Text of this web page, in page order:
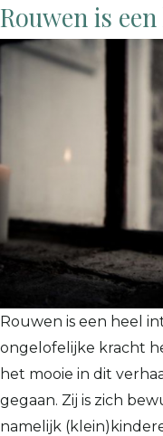
Rouwen is
Rouwen is een heel
ongelofelijke kracht
het mooie in dit
gegaan. Zij is zich
namelijk